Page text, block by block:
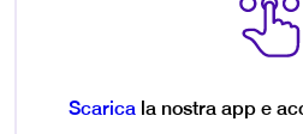
Scarica la nostra app e